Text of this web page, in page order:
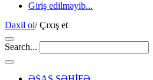
Giriş edilməyib...
Daxil ol/Çıxış et
Search...